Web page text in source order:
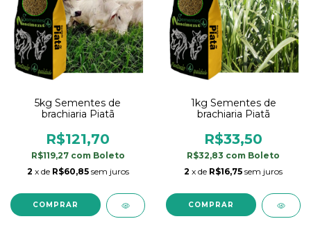
5kg Sementes de
brachiaria Piatã
R$121,70
R$119,27 com Boleto
2 x de R$60,85 sem juros
1kg Sementes de
brachiaria Piatã
R$33,50
R$32,83 com Boleto
2 x de R$16,75 sem juros